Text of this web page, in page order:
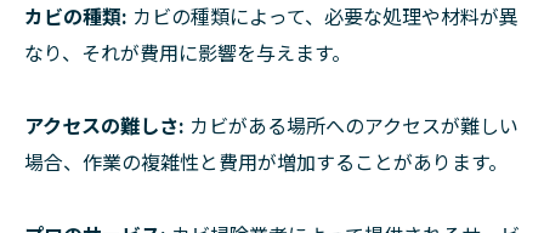
カビの種類: カビの種類によって、必要な処理や材料が異
なり、それが費用に影響を与えます。
アクセスの難しさ: カビがある場所へのアクセスが難しい
場合、作業の複雑性と費用が増加することがあります。